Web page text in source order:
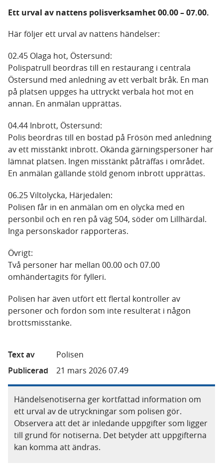
Ett urval av nattens polisverksamhet 00.00 – 07.00.
Här följer ett urval av nattens händelser:
02.45 Olaga hot, Östersund:
Polispatrull beordras till en restaurang i centrala
Östersund med anledning av ett verbalt bråk. En man
på platsen uppges ha uttryckt verbala hot mot en
annan. En anmälan upprättas.
04.44 Inbrott, Östersund:
Polis beordras till en bostad på Frösön med anledning
av ett misstänkt inbrott. Okända gärningspersoner har
lämnat platsen. Ingen misstänkt påträffas i området.
En anmälan gällande stöld genom inbrott upprättas.
06.25 Viltolycka, Härjedalen:
Polisen får in en anmälan om en olycka med en
personbil och en ren på väg 504, söder om Lillhärdal.
Inga personskador rapporteras.
Övrigt:
Två personer har mellan 00.00 och 07.00
omhändertagits för fylleri.
Polisen har även utfört ett flertal kontroller av
personer och fordon som inte resulterat i någon
brottsmisstanke.
Text av
Polisen
Publicerad
21 mars 2026 07.49
Händelsenotiserna ger kortfattad information om
ett urval av de utryckningar som polisen gör.
Observera att det är inledande uppgifter som ligger
till grund för notiserna. Det betyder att uppgifterna
kan komma att ändras.